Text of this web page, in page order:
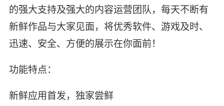
的强大支持及强大的内容运营团队，每天不断有
新鲜作品与大家见面，将优秀软件、游戏及时、
迅速、安全、方便的展示在你面前！
功能特点：
新鲜应用首发，独家尝鲜